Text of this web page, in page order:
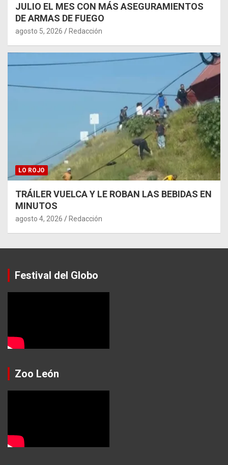
JULIO EL MES CON MÁS ASEGURAMIENTOS
DE ARMAS DE FUEGO
agosto 5, 2026 Redacción
LO ROJO
TRÁILER VUELCA Y LE ROBAN LAS BEBIDAS EN
MINUTOS
agosto 4, 2026 Redacción
Festival del Globo
Zoo León